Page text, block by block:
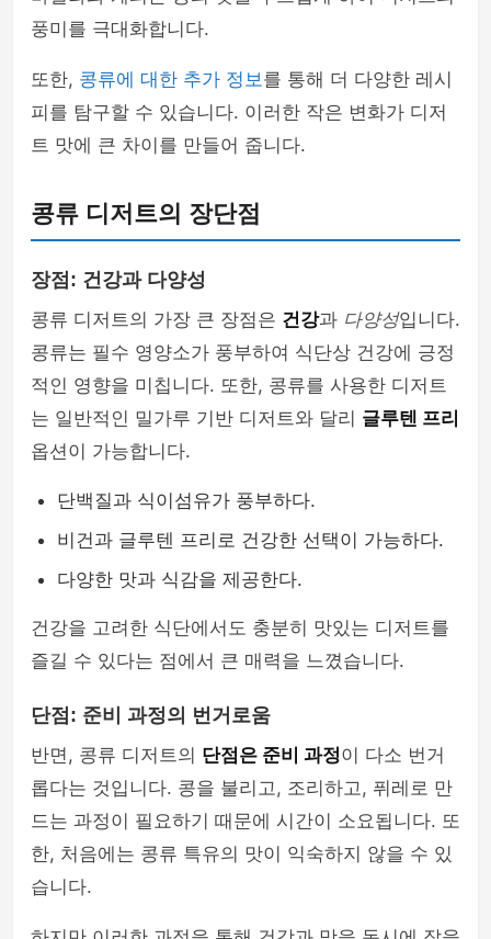
풍미를 극대화합니다.
또한, 콩류에 대한 추가 정보를 통해 더 다양한 레시
피를 탐구할 수 있습니다. 이러한 작은 변화가 디저
트 맛에 큰 차이를 만들어 줍니다.
콩류 디저트의 장단점
장점: 건강과 다양성
콩류 디저트의 가장 큰 장점은 건강과 다양성입니다.
콩류는 필수 영양소가 풍부하여 식단상 건강에 긍정
적인 영향을 미칩니다. 또한, 콩류를 사용한 디저트
는 일반적인 밀가루 기반 디저트와 달리 글루텐 프리
옵션이 가능합니다.
단백질과 식이섬유가 풍부하다.
비건과 글루텐 프리로 건강한 선택이 가능하다.
다양한 맛과 식감을 제공한다.
건강을 고려한 식단에서도 충분히 맛있는 디저트를
즐길 수 있다는 점에서 큰 매력을 느꼈습니다.
단점: 준비 과정의 번거로움
반면, 콩류 디저트의 단점은 준비 과정이 다소 번거
롭다는 것입니다. 콩을 불리고, 조리하고, 퓌레로 만
드는 과정이 필요하기 때문에 시간이 소요됩니다. 또
한, 처음에는 콩류 특유의 맛이 익숙하지 않을 수 있
습니다.